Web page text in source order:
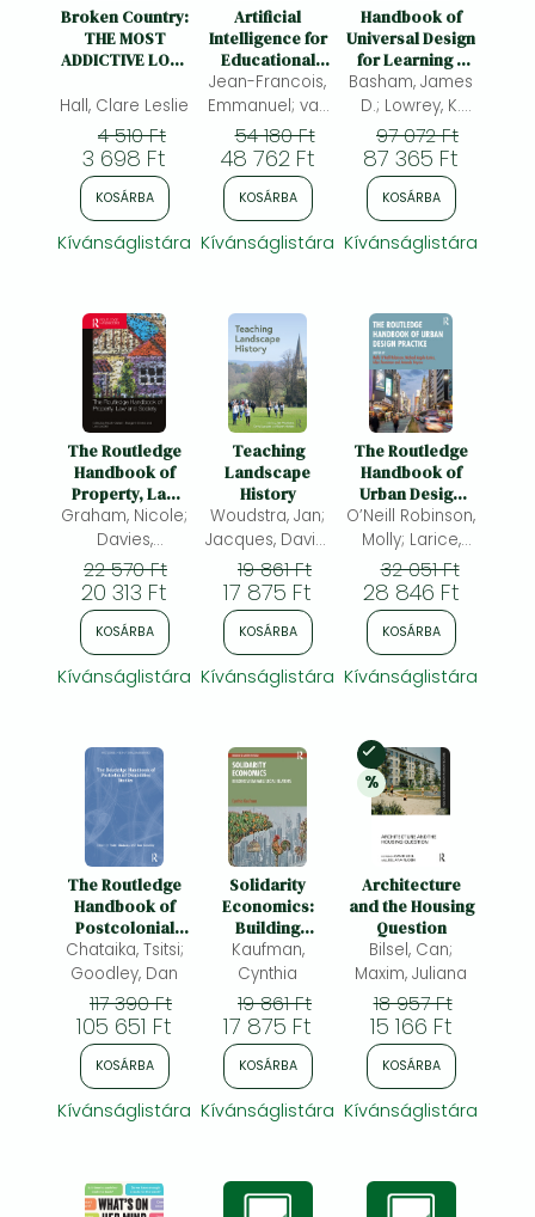
Frieren manga
Bleach manga
One-Punch Man manga
Broken Country:
THE MOST
ADDICTIVE LOVE
YEAR - THE
MILLION-COPY
BESTSELLER
Hall, Clare Leslie
4 510 Ft
3 698 Ft
KOSÁRBA
Kívánságlistára
Artificial
Intelligence for
Educational
Inclusio –
International
Studies and
Critiques
Jean-Francois,
Emmanuel; van
Wyk, Michael M.;
(ed.)
54 180 Ft
48 762 Ft
KOSÁRBA
Kívánságlistára
Handbook of
Universal Design
for Learning –
Research and
Practice
Basham, James
D.; Lowrey, K.
Alisa; (ed.)
97 072 Ft
87 365 Ft
KOSÁRBA
Kívánságlistára
The Routledge
Handbook of
Property, Law
and Society
Graham, Nicole;
Davies,
Margaret;
Godden, Lee
22 570 Ft
20 313 Ft
KOSÁRBA
Kívánságlistára
Teaching
Landscape
History
Woudstra, Jan;
Jacques, David;
Holden, Robert
19 861 Ft
17 875 Ft
KOSÁRBA
Kívánságlistára
The Routledge
Handbook of
Urban Design
Practice
O’Neill Robinson,
Molly; Larice,
Michael Angelo;
Penniman, Allen;
Haycox,
Amanda
32 051 Ft
28 846 Ft
KOSÁRBA
Kívánságlistára
The Routledge
Handbook of
Postcolonial
Disability
Studies
Chataika, Tsitsi;
Goodley, Dan
117 390 Ft
105 651 Ft
KOSÁRBA
Kívánságlistára
Solidarity
Economics:
Building
Sustainable
Social Relations
Kaufman,
Cynthia
19 861 Ft
17 875 Ft
KOSÁRBA
Kívánságlistára
Készleten
20%
% kedvezmény
Architecture
and the Housing
Question
Bilsel, Can;
Maxim, Juliana
18 957 Ft
15 166 Ft
KOSÁRBA
Kívánságlistára